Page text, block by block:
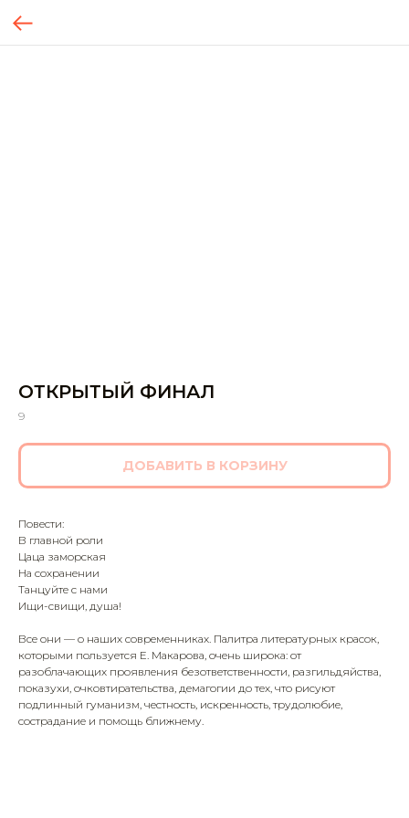
ОТКРЫТЫЙ ФИНАЛ
9
ДОБАВИТЬ В КОРЗИНУ
Повести:
В главной роли
Цаца заморская
На сохранении
Танцуйте с нами
Ищи-свищи, душа!
Все они — о наших современниках. Палитра литературных красок,
которыми пользуется Е. Макарова, очень широка: от
разоблачающих проявления безответственности, разгильдяйства,
показухи, очковтирательства, демагогии до тех, что рисуют
подлинный гуманизм, честность, искренность, трудолюбие,
сострадание и помощь ближнему.